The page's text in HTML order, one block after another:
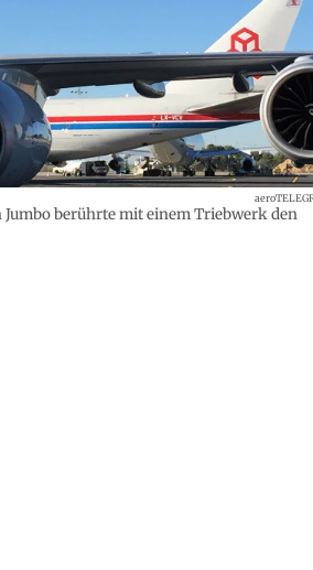
Jumbo berührte mit einem Triebwerk den